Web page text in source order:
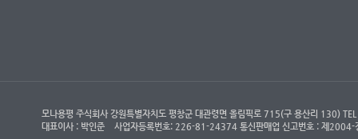
모나용평 주식회사 강원특별자치도 평창군 대관령면 올림픽로 715(구 용산리
대표이사 : 박인준
사업자등록번호: 226-81-24374 통신판매업 신고번호 : 제2004-